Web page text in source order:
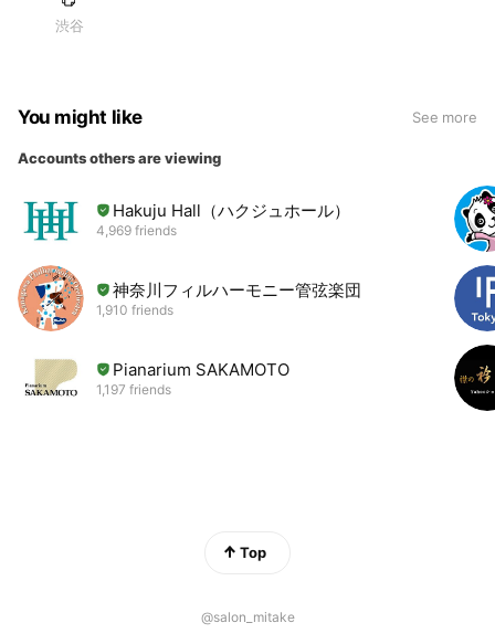
渋谷
You might like See more
Accounts others are viewing
Hakuju Hall（ハクジュホール）
4,969 friends
神奈川フィルハーモニー管弦楽団
1,910 friends
Pianarium SAKAMOTO
1,197 friends
Top
@salon_mitake